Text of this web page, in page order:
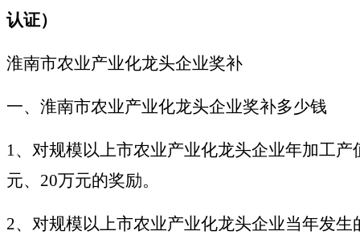
认证）
淮南市农业产业化龙头企业奖补
一、淮南市农业产业化龙头企业奖补多少钱
1、对规模以上市农业产业化龙头企业年加工
元、20万元的奖励。
2、对规模以上市农业产业化龙头企业当年发